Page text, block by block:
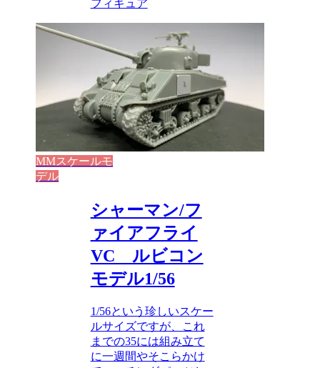
フィギュア
MMスケールモ
デル
シャーマン/フ
ァイアフライ
VC ルビコン
モデル1/56
1/56という珍しいスケー
ルサイズですが、これ
までの35には組み立て
に一週間やそこらかけ